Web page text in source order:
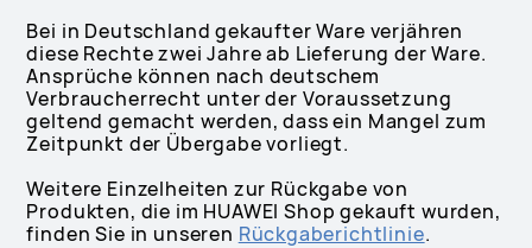
Bei in Deutschland gekaufter Ware verjähren
diese Rechte zwei Jahre ab Lieferung der Ware.
Ansprüche können nach deutschem
Verbraucherrecht unter der Voraussetzung
geltend gemacht werden, dass ein Mangel zum
Zeitpunkt der Übergabe vorliegt.
Weitere Einzelheiten zur Rückgabe von
Produkten, die im HUAWEI Shop gekauft wurden,
finden Sie in unseren Rückgaberichtlinie.